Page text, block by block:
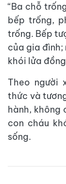
“Ba chỗ
bếp trống,
trống. Bếp
của gia đình;
khói lửa
Theo người
thức và
hành, không
con cháu
sống.